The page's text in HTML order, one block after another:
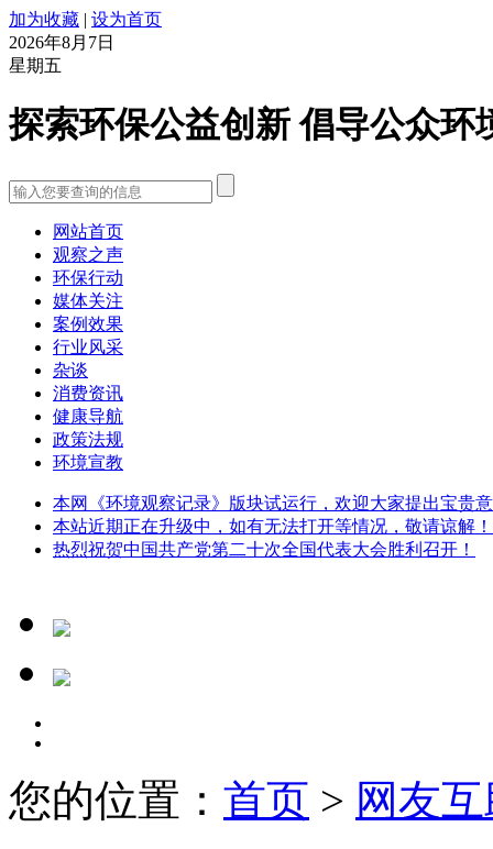
加为收藏 | 设为首页
2026年8月7日
星期五
探索环保公益创新 倡导公众环
网站首页
观察之声
环保行动
媒体关注
案例效果
行业风采
杂谈
消费资讯
健康导航
政策法规
环境宣教
本网《环境观察记录》版块试运行，欢迎大家提出宝贵
本站近期正在升级中，如有无法打开等情况，敬请谅解！
热烈祝贺中国共产党第二十次全国代表大会胜利召开！
您的位置： 首页 > 网友